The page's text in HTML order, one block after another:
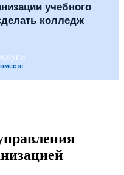
учебного
колледж